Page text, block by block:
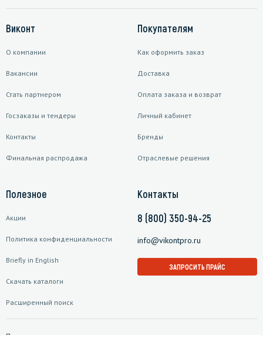
Виконт
О компании
Вакансии
Стать партнером
Госзаказы и тендеры
Контакты
Финальная распродажа
Покупателям
Как оформить заказ
Доставка
Оплата заказа и возврат
Личный кабинет
Бренды
Отраслевые решения
Полезное
Акции
Политика конфиденциальности
Briefly in English
Скачать каталоги
Расширенный поиск
Контакты
8 (800) 350-94-25
info@vikontpro.ru
ЗАПРОСИТЬ ПРАЙС
Подписаться на рассылку